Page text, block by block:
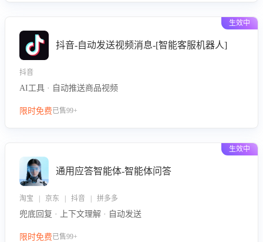
生效中
抖音-自动发送视频消息-[智能客服机器人]
抖音
AI工具 · 自动推送商品视频
限时免费已售99+
生效中
通用应答智能体-智能体问答
淘宝 | 京东 | 抖音 | 拼多多
兜底回复 · 上下文理解 · 自动发送
限时免费已售99+